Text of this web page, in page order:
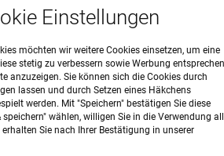
Lite
Einstellungen
möchten wir weitere Cookies einsetzen, um eine
stetig zu verbessern sowie Werbung
anzuzeigen. Sie können sich die Cookies durch
lassen und durch Setzen eines Häkchens
werden. Mit "Speichern" bestätigen Sie diese
wählen, willigen Sie in die Verwendung
Sie nach Ihrer Bestätigung in unserer